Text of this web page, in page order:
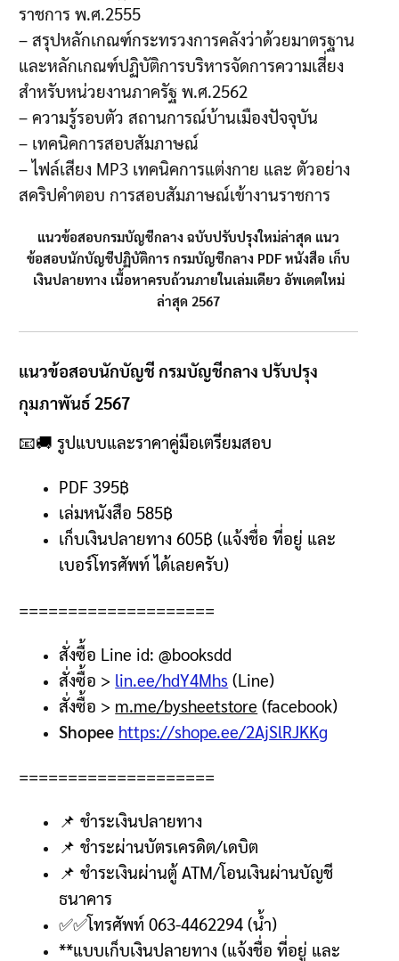
ราชการ พ.ศ.2555
– สรุปหลักเกณฑ์กระทรวงการคลังว่าด้วยมาตรฐาน
และหลักเกณฑ์ปฏิบัติการบริหารจัดการความเสี่ยง
สำหรับหน่วยงานภาครัฐ พ.ศ.2562
– ความรู้รอบตัว สถานการณ์บ้านเมืองปัจจุบัน
– เทคนิคการสอบสัมภาษณ์
– ไฟล์เสียง MP3 เทคนิคการแต่งกาย และ ตัวอย่าง
สคริปคำตอบ การสอบสัมภาษณ์เข้างานราชการ
แนวข้อสอบกรมบัญชีกลาง ฉบับปรับปรุงใหม่ล่าสุด แนว
ข้อสอบนักบัญชีปฏิบัติการ กรมบัญชีกลาง PDF หนังสือ เก็บ
เงินปลายทาง เนื้อหาครบถ้วนภายในเล่มเดียว อัพเดตใหม่
ล่าสุด 2567
แนวข้อสอบนักบัญชี กรมบัญชีกลาง ปรับปรุง
กุมภาพันธ์ 2567
📧🚚รูปแบบและราคาคู่มือเตรียมสอบ
PDF 395฿
เล่มหนังสือ 585฿
เก็บเงินปลายทาง 605฿ (แจ้งชื่อ ที่อยู่ และ
เบอร์โทรศัพท์ ได้เลยครับ)
====================
สั่งซื้อ Line id: @booksdd
สั่งซื้อ > lin.ee/hdY4Mhs (Line)
สั่งซื้อ > m.me/bysheetstore (facebook)
Shopee https://shope.ee/2AjSlRJKKg
====================
📌 ชำระเงินปลายทาง
📌 ชำระผ่านบัตรเครดิต/เดบิต
📌 ชำระเงินผ่านตู้ATM/โอนเงินผ่านบัญชี
ธนาคาร
✅✅โทรศัพท์ 063-4462294 (น้ำ)
**แบบเก็บเงินปลายทาง (แจ้งชื่อ ที่อยู่ และ